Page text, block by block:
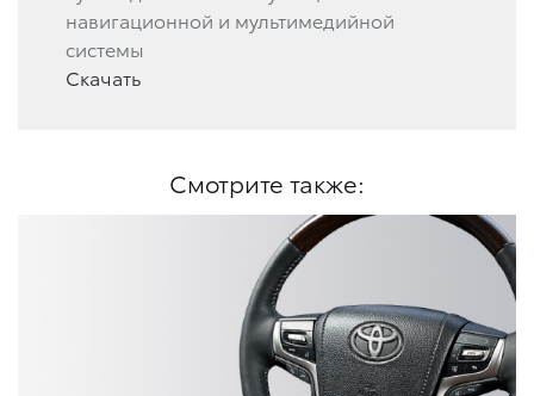
навигационной и мультимедийной
системы
Скачать
Смотрите также: